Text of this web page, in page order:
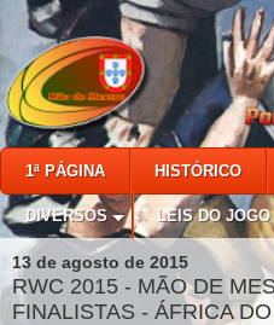
1ª PÁGINA HISTÓRICO
DIVERSOS LEIS DO JOGO
13 de agosto de 2015
RWC 2015 - MÃO DE
FINALISTAS - ÁFRICA